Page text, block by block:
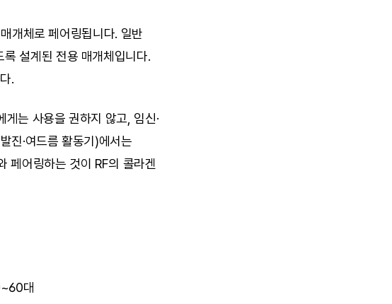
개체로 페어링됩니다. 일반
설계된 전용 매개체입니다.
.
는 사용을 권하지 않고, 임신·
진·여드름 활동기)에서는
페어링하는 것이 RF의 콜라겐
대